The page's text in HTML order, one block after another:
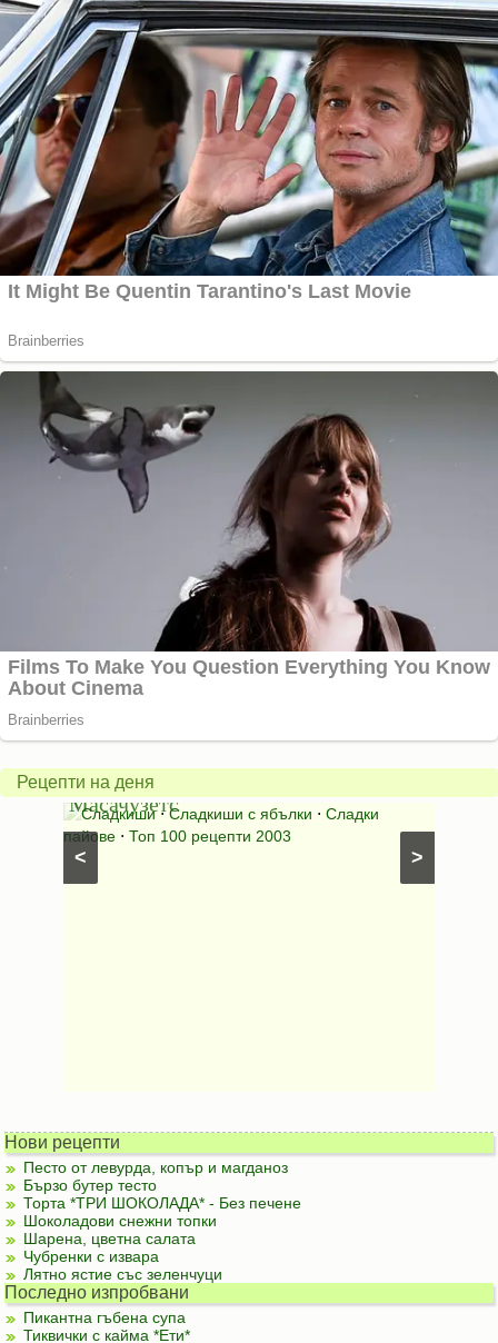
Рецепти на деня
>
<
Американски
ябълков
пай
от
Масачузетс
Сладкиши⋅Сладкиши с ябълки ⋅ Сладки
пайове ⋅ Топ 100 рецепти 2003
питка
на
мама
Нови рецепти
Песто от левурда, копър и магданоз
Бързо бутер тесто
Торта *ТРИ ШОКОЛАДА* - Без печене
Шоколадови снежни топки
Шарена, цветна салата
Чубренки с извара
Лятно ястие със зеленчуци
Последно изпробвани
Пикантна гъбена супа
Тиквички с кайма *Ети*